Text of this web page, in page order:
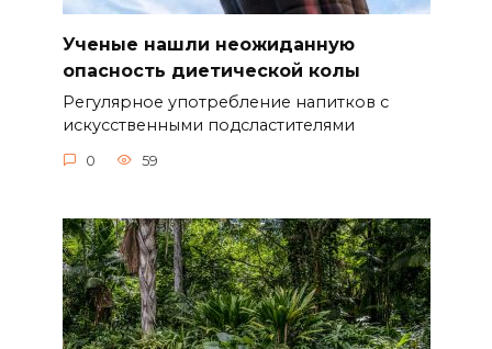
Ученые нашли неожиданную
опасность диетической колы
Регулярное употребление напитков с
искусственными подсластителями
0 59